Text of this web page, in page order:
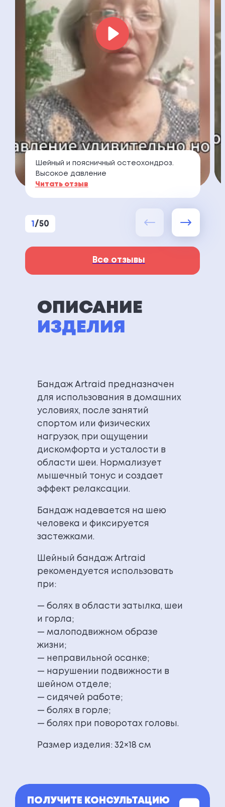
Шейный и поясничный остеохондроз.
Высокое давление
Читать отзыв
1 /50
Все отзывы
ОПИСАНИЕ
ИЗДЕЛИЯ
Бандаж Artraid предназначен
для использования в домашних
условиях, после занятий
спортом или физических
нагрузок, при ощущении
дискомфорта и усталости в
области шеи. Нормализует
мышечный тонус и создает
эффект релаксации.
Бандаж надевается на шею
человека и фиксируется
застежками.
Шейный бандаж Artraid
рекомендуется использовать
при:
— болях в области затылка, шеи
и горла;
— малоподвижном образе
жизни;
— неправильной осанке;
— нарушении подвижности в
шейном отделе;
— сидячей работе;
— болях в горле;
— болях при поворотах головы.
Размер изделия: 32×18 см
ПОЛУЧИТЕ КОНСУЛЬТАЦИЮ